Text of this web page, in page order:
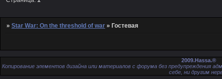
»Star War: On the threshold of war » Гостевая
2009.Hassa.®
Копирование элементов дизайна или материалов с форума без предупреждения
себе, ни другим